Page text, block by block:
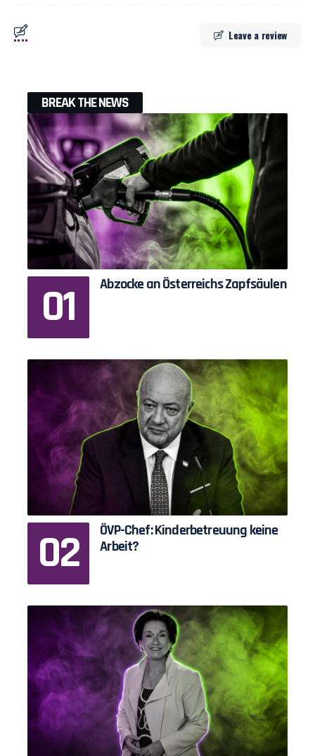
Leave a review
BREAK THE NEWS
Abzocke an Österreichs Zapfsäulen
ÖVP-Chef: Kinderbetreuung keine
Arbeit?